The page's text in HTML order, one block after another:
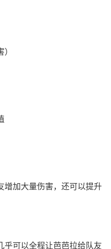
增加大量伤害，还可以提升
乎可以全程让芭芭拉给队友